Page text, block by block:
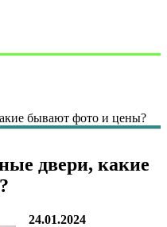
бывают фото и цены?
двери, какие
24.01.2024